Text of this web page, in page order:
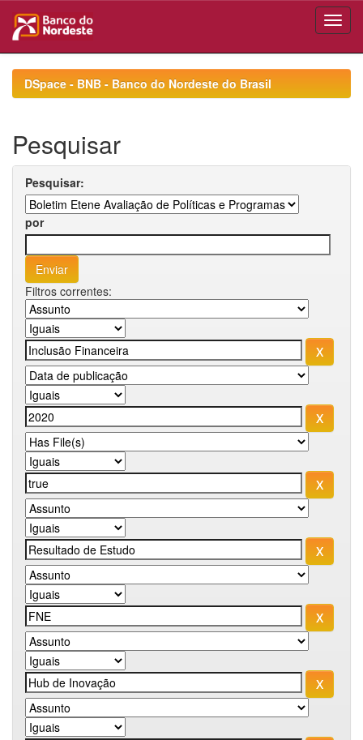
navigationDSpace - BNB - Banco do Nordeste do Brasil
Pesquisar
Pesquisar:
por
Filtros correntes: